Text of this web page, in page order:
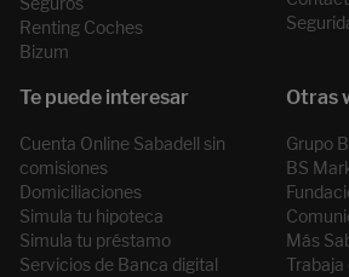
Renting Coches
Bizum
Cuenta Online Sabadell sin
comisiones
Domiciliaciones
Simula tu hipoteca
Simula tu préstamo
Servicios de Banca digital
Grupo
BS
Más